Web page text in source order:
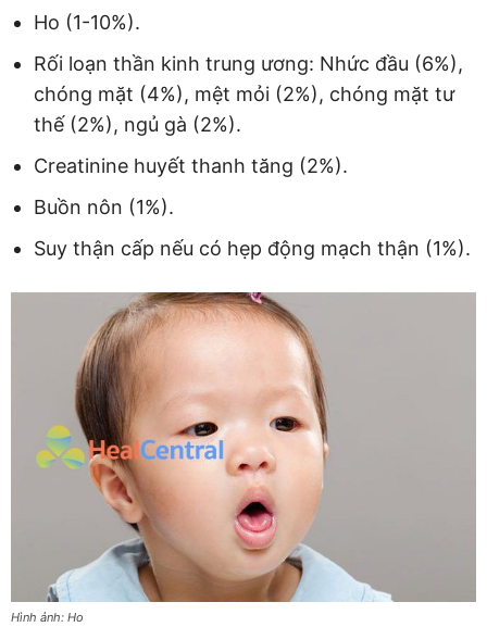
Ho (1-10%).
Rối loạn thần kinh trung ương: Nhức đầu (6%),
chóng mặt (4%), mệt mỏi (2%), chóng mặt tư
thế (2%), ngủ gà (2%).
Creatinine huyết thanh tăng (2%).
Buồn nôn (1%).
Suy thận cấp nếu có hẹp động mạch thận (1%).
Hình ảnh: Ho